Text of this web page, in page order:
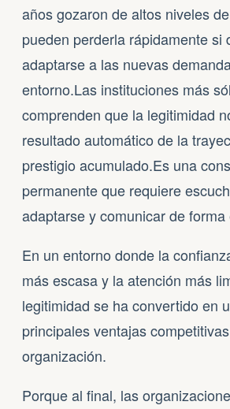
años gozaron de altos niveles
pueden perderla rápidamente si
adaptarse a las nuevas
entorno.Las instituciones más
comprenden que la legitimidad
resultado automático de la
prestigio acumulado.Es una
permanente que requiere
adaptarse y comunicar de forma
En un entorno donde la
más escasa y la atención más
legitimidad se ha convertido en
principales ventajas
organización.
Porque al final, las